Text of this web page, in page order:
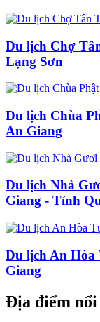
Du lịch Chợ
Lạng Sơn
Du lịch Chùa
An Giang
Du lịch Nhà
Giang - Tỉnh
Du lịch An Hòa
Giang
Địa điểm